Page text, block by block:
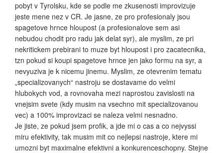
pobyt v Tyrolsku, kde se podle me zkusenosti improvizuje
jeste mene nez v CR. Je jasne, ze pro profesionaly jsou
spagetove hrnce hloupost (a profesionalove sem asi
nebudou chodit pro radu jak delat syr), ale myslim, ze pri
nekritickem prebirani to muze byt hloupost i pro zacatecnika,
tzn pokud si koupi spagetove hrnce jen jako formu na syr, a
nevyuziva je k nicemu jinemu. Myslim, ze otevrenim tematu
„specializovanych“ nastroju se dostavame do velmi
hlubokych vod, a rovnovaha mezi naprostou zavislosti na
vnejsim svete (kdy musim na vsechno mit specializovanou
vec) a 100% improvizaci se naleza velmi nesnadno.
Je jiste, ze pokud jsem profik, a jde mi o cas a co nejvyssi
miru efektivity, tak musim mit co nejlepsi nastroje, ktere mi
umozni byt maximalne efektivni a konkurenceschopny. Stejne